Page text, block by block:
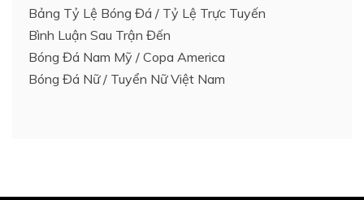
Bảng Tỷ Lệ Bóng Đá / Tỷ Lệ Trực Tuyến
Bình Luận Sau Trận Đến
Bóng Đá Nam Mỹ / Copa America
Bóng Đá Nữ / Tuyển Nữ Việt Nam